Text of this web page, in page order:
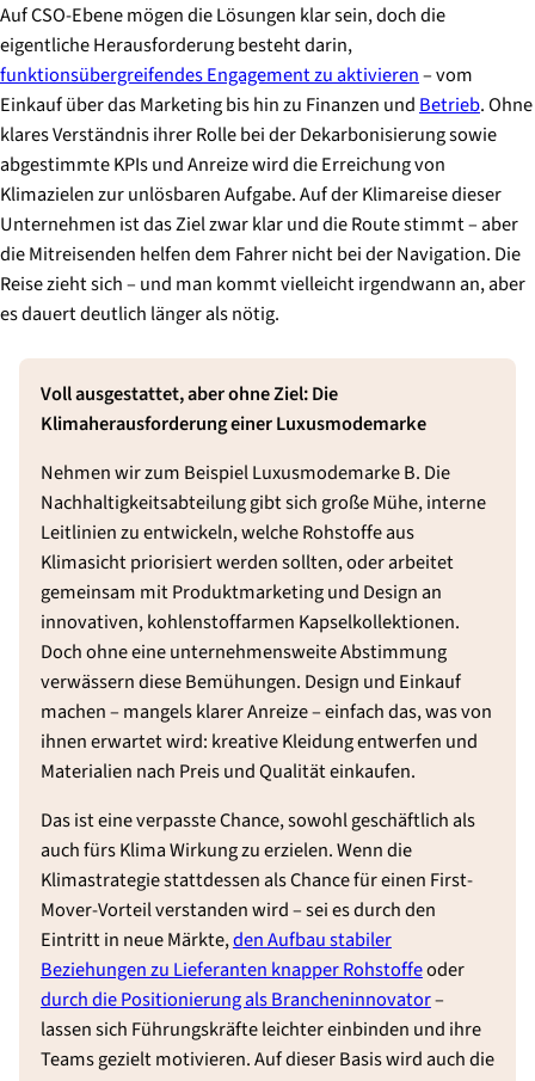
Auf CSO-Ebene mögen die Lösungen klar sein, doch die
eigentliche Herausforderung besteht darin,
funktionsübergreifendes Engagement zu aktivieren– vom
Einkauf über das Marketing bis hin zu Finanzen undBetrieb. Ohne
klares Verständnis ihrer Rolle bei der Dekarbonisierung sowie
abgestimmte KPIs und Anreize wird die Erreichung von
Klimazielen zur unlösbaren Aufgabe. Auf der Klimareise dieser
Unternehmen ist das Ziel zwar klar und die Route stimmt – aber
die Mitreisenden helfen dem Fahrer nicht bei der Navigation. Die
Reise zieht sich – und man kommt vielleicht irgendwann an, aber
es dauert deutlich länger als nötig.
Voll ausgestattet, aber ohne Ziel: Die
Klimaherausforderung einer Luxusmodemarke
Nehmen wir zum Beispiel Luxusmodemarke B. Die
Nachhaltigkeitsabteilung gibt sich große Mühe, interne
Leitlinien zu entwickeln, welche Rohstoffe aus
Klimasicht priorisiert werden sollten, oder arbeitet
gemeinsam mit Produktmarketing und Design an
innovativen, kohlenstoffarmen Kapselkollektionen.
Doch ohne eine unternehmensweite Abstimmung
verwässern diese Bemühungen. Design und Einkauf
machen – mangels klarer Anreize – einfach das, was von
ihnen erwartet wird: kreative Kleidung entwerfen und
Materialien nach Preis und Qualität einkaufen.
Das ist eine verpasste Chance, sowohl geschäftlich als
auch fürs Klima Wirkung zu erzielen. Wenn die
Klimastrategie stattdessen als Chance für einen First-
Mover-Vorteil verstanden wird – sei es durch den
Eintritt in neue Märkte,den Aufbau stabiler
Beziehungen zu Lieferanten knapper Rohstoffeoder
durch die Positionierung als Brancheninnovator–
lassen sich Führungskräfte leichter einbinden und ihre
Teams gezielt motivieren. Auf dieser Basis wird auch die